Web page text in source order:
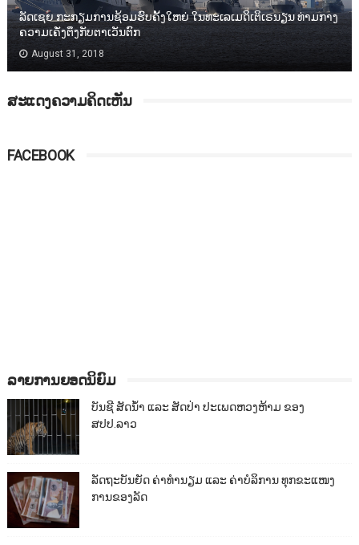
ລັດເຊຍ ກະກຽມການຊ້ອມຮົບຄັ້ງໃຫຍ່ ໃນທະເລເມດິເຕິເຣນຽນ ທ່າມກາງ
ຄວາມເຄັ່ງຕຶງກັບຕາເວັນຕົກ
August 31, 2018
ສະແດງຄວາມຄິດເຫັນ
FACEBOOK
ລາຍການຍອດນິຍົມ
ບັນຊີ ສັດນ້ຳ ແລະ ສັດປ່າ ປະເພດຫວງຫ້າມ ຂອງ
ສປປ.ລາວ
ລັດຖະບັນຍັດ ຄ່າທຳນຽມ ແລະ ຄ່າບໍລິການ ທຸກຂະແໜງ
ການຂອງລັດ